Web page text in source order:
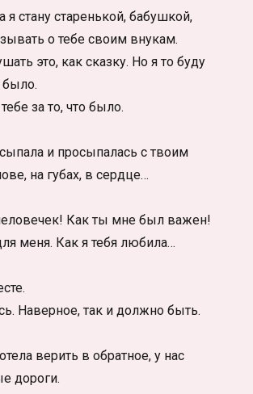
я стану старенькой, бабушкой,
о тебе своим внукам.
это, как сказку. Но я то буду
было.
за то, что было.
и просыпалась с твоим
на губах, в сердце…
Как ты мне был важен!
меня. Как я тебя любила…
Наверное, так и должно быть.
верить в обратное, у нас
дороги.